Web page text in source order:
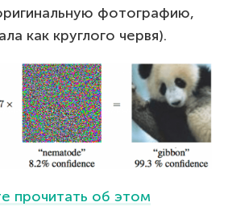
фотографию,
как круглого червя).
прочитать об этом